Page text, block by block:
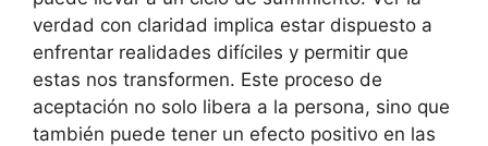
verdad con claridad implica estar dispuesto a
enfrentar realidades difíciles y permitir que
estas nos transformen. Este proceso de
aceptación no solo libera a la persona, sino que
también puede tener un efecto positivo en las